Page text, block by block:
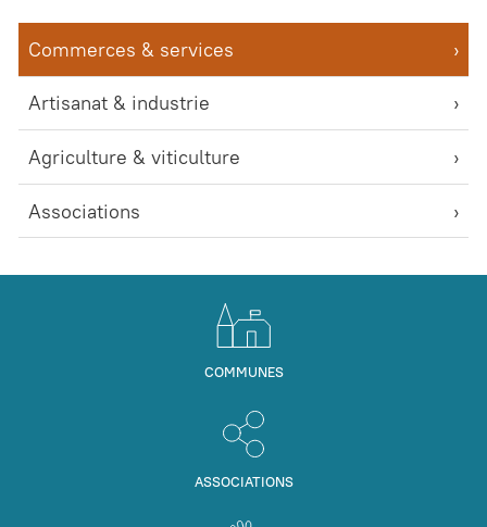
Commerces & services
Artisanat & industrie
Agriculture & viticulture
Associations
COMMUNES
ASSOCIATIONS